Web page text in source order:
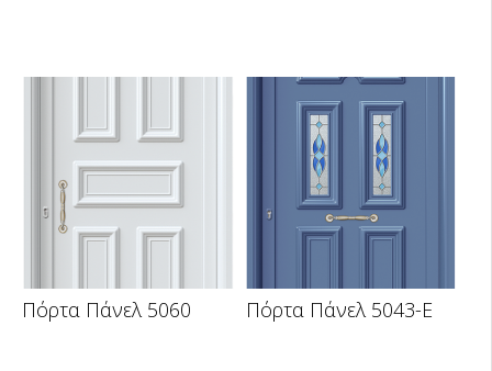
Πόρτα Πάνελ 5060 Πόρτα Πάνελ 5043-E